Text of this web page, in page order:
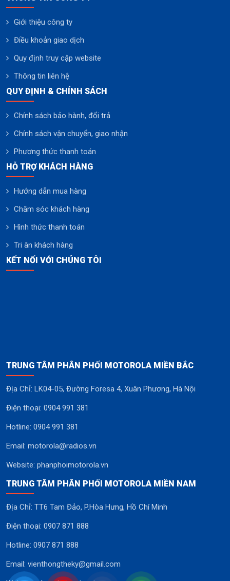
Giới thiệu công ty
Điều khoản giao dịch
Quy định truy cập website
Thông tin liên hệ
QUY ĐỊNH & CHÍNH SÁCH
Chính sách bảo hành, đổi trả
Chính sách vận chuyển, giao nhận
Phương thức thanh toán
HỖ TRỢ KHÁCH HÀNG
Hướng dẫn mua hàng
Chăm sóc khách hàng
Hình thức thanh toán
Tri ân khách hàng
KẾT NỐI VỚI CHÚNG TÔI
TRUNG TÂM PHÂN PHỐI MOTOROLA MIỀN BẮC
Địa Chỉ: LK04-05, Đường Foresa 4, Xuân Phương, Hà Nội
Điện thoại: 0904 991 381
Hotline: 0904 991 381
Email: motorola@radios.vn
Website: phanphoimotorola.vn
TRUNG TÂM PHÂN PHỐI MOTOROLA MIỀN NAM
Địa Chỉ: TT6 Tam Đảo, P.Hòa Hưng, Hồ Chí Minh
Điện thoại: 0907 871 888
Hotline: 0907 871 888
Email: vienthongtheky@gmail.com